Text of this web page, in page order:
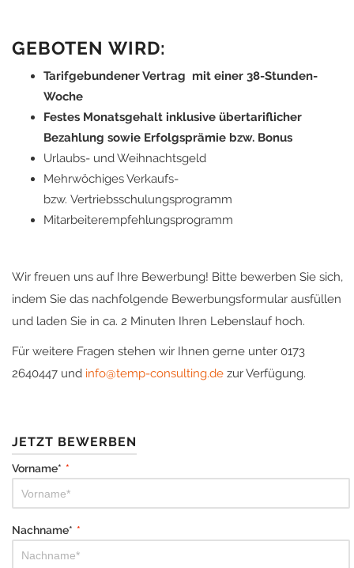
GEBOTEN WIRD:
Tarifgebundener Vertrag mit einer 38-Stunden-
Woche
Festes Monatsgehalt inklusive übertariflicher
Bezahlung sowie Erfolgsprämie bzw. Bonus
Urlaubs- und Weihnachtsgeld
Mehrwöchiges Verkaufs-
bzw. Vertriebsschulungsprogramm
Mitarbeiterempfehlungsprogramm
Wir freuen uns auf Ihre Bewerbung! Bitte bewerben Sie sich,
indem Sie das nachfolgende Bewerbungsformular ausfüllen
und laden Sie in ca. 2 Minuten Ihren Lebenslauf hoch.
Für weitere Fragen stehen wir Ihnen gerne unter 0173
2640447 und info@temp-consulting.de zur Verfügung.
JETZT BEWERBEN
Vorname* *
Nachname* *